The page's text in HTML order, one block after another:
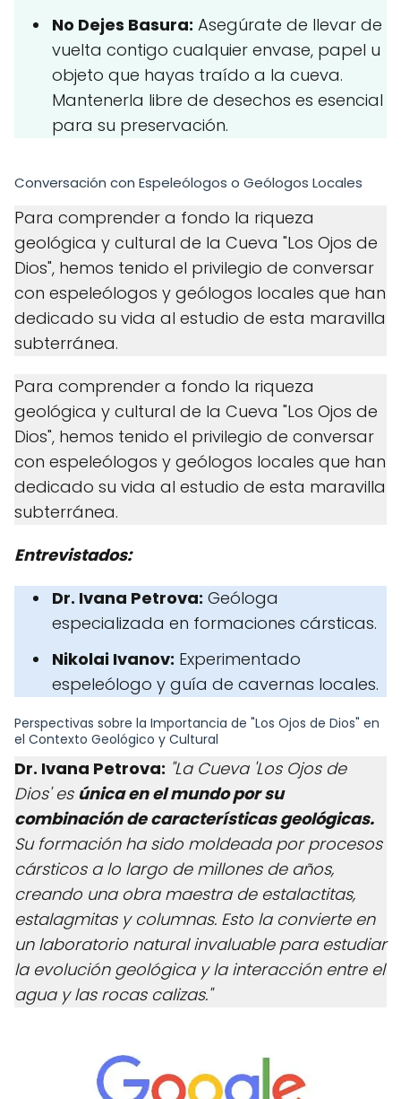
No Dejes Basura: Asegúrate de llevar de
vuelta contigo cualquier envase, papel u
objeto que hayas traído a la cueva.
Mantenerla libre de desechos es esencial
para su preservación.
Conversación con Espeleólogos o Geólogos Locales
Para comprender a fondo la riqueza
geológica y cultural de la Cueva "Los Ojos de
Dios", hemos tenido el privilegio de conversar
con espeleólogos y geólogos locales que han
dedicado su vida al estudio de esta maravilla
subterránea.
Para comprender a fondo la riqueza
geológica y cultural de la Cueva "Los Ojos de
Dios", hemos tenido el privilegio de conversar
con espeleólogos y geólogos locales que han
dedicado su vida al estudio de esta maravilla
subterránea.
Entrevistados:
Dr. Ivana Petrova: Geóloga
especializada en formaciones cársticas.
Nikolai Ivanov: Experimentado
espeleólogo y guía de cavernas locales.
Perspectivas sobre la Importancia de "Los Ojos de Dios" en
el Contexto Geológico y Cultural
Dr. Ivana Petrova: "La Cueva 'Los Ojos de
Dios' es única en el mundo por su
combinación de características geológicas.
Su formación ha sido moldeada por procesos
cársticos a lo largo de millones de años,
creando una obra maestra de estalactitas,
estalagmitas y columnas. Esto la convierte en
un laboratorio natural invaluable para estudiar
la evolución geológica y la interacción entre el
agua y las rocas calizas."